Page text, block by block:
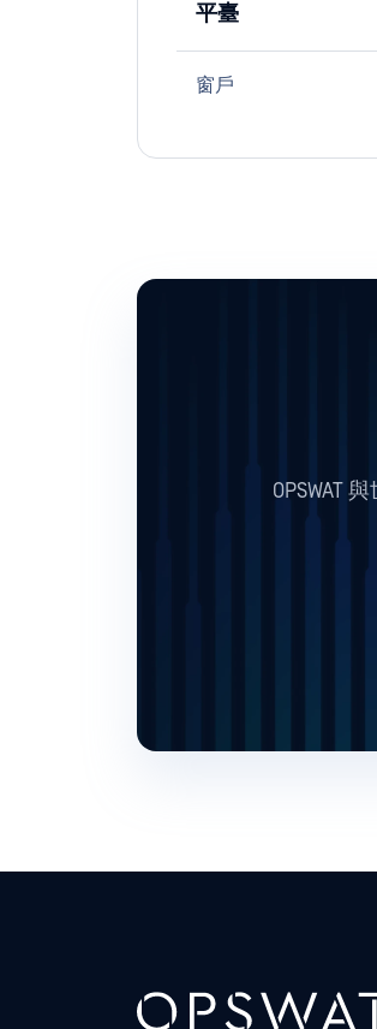
平臺
窗戶
OPSWAT